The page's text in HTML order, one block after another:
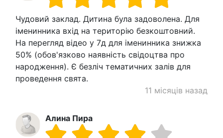
Чудовий заклад. Дитина була задоволена. Для
іменинника вхід на територію безкоштовний.
На перегляд відео у 7д для іменинника знижка
50% (обов'язково наявність свідоцтва про
народження). Є безліч тематичних залів для
проведення свята.
11 місяців назад
Алина Пира